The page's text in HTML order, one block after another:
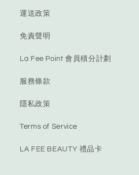
運送政策
免責聲明
La Fee Point 會員積分計劃
服務條款
隱私政策
Terms of Service
LA FEE BEAUTY 禮品卡